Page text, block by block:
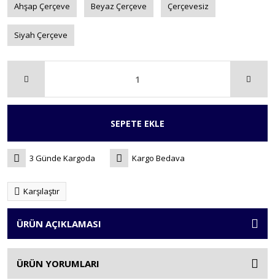
Ahşap Çerçeve Beyaz Çerçeve Çerçevesiz
Siyah Çerçeve
SEPETE EKLE
3 Günde Kargoda Kargo Bedava
Karşılaştır
ÜRÜN AÇIKLAMASI
ÜRÜN YORUMLARI